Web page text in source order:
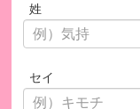
みなさまのご支援
■HP
姓
セイ